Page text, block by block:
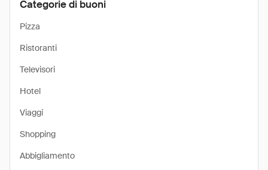
Categorie di buoni
Pizza
Ristoranti
Televisori
Hotel
Viaggi
Shopping
Abbigliamento